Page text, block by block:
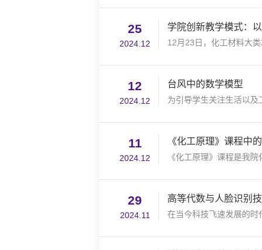
25
2024.12
学院创新教学模式：
12月23日，化工材料大
12
2024.12
台风中的数学模型
为引导学生关注生活以及
11
2024.12
《化工原理》课程中
《化工原理》课程是我
29
2024.11
高等代数与人脸识别
在当今科技飞速发展的时